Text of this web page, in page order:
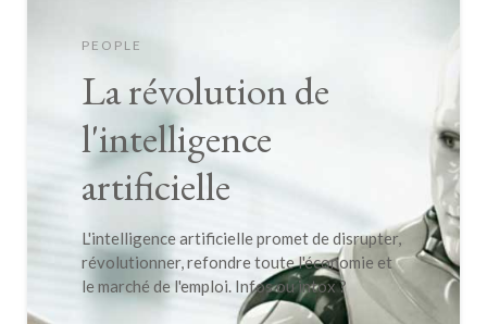
PEOPLE
La révolution de
l'intelligence
artificielle
L'intelligence artificielle promet de disrupter,
révolutionner, refondre toute l'économie et
le marché de l'emploi. Infos ou intox ?